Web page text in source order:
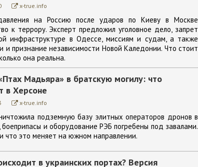
x-true.info
на Россию после ударов по Киеву в Москве
к террору. Эксперт предложил уголовное дело, запрет
инфраструктуре в Одессе, миссиям и судам, а также
признание независимости Новой Каледонии. Что стоит
она реальна.
Мадьяра» в братскую могилу: что
в Херсоне
x-true.info
подземную базу элитных операторов дронов в
и оборудование РЭБ погребены под завалами.
что это меняет на южном направлении.
в украинских портах? Версия